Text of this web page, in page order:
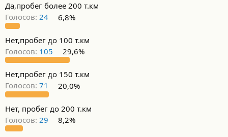
Да,пробег более 200 т.км
Голосов: 24 6,8%
Нет,пробег до 100 т.км
Голосов: 105 29,6%
Нет,пробег до 150 т.км
Голосов: 71 20,0%
Нет, пробег до 200 т.км
Голосов: 29 8,2%